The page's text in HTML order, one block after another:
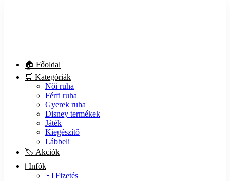
🏠 Főoldal
🛒 Kategóriák
Női ruha
Férfi ruha
Gyerek ruha
Disney termékek
Játék
Kiegészítő
Lábbeli
🏷️ Akciók
ℹ️ Infók
💵 Fizetés